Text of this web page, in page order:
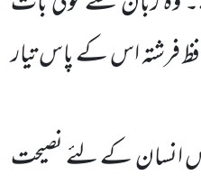
فرشتہ اس کے پاس تیار
انسان کے لئے نصیحت